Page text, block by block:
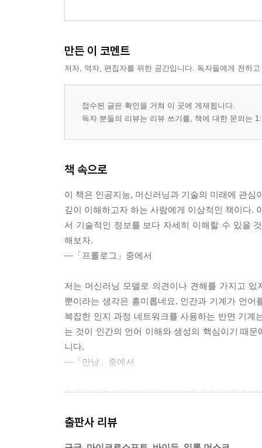
만든 이 코멘트
저자, 역자, 편집자를 위한 공간입니다. 독자들에게 전하
접수된 글은 확인을 거쳐 이 곳에 게재됩니다.
독자 분들의 리뷰는 리뷰 쓰기를, 책에 대한 문의는
책 속으로
이 책은 인공지능, 머신러닝과 기술의 미래에 관
깊이 이해하고자 하는 사람에게 이상적인 책이다.
서 기술적인 정보를 보다 자세히 이해할 수 있을
해보자.
---「프롤로그」중에서
저는 머신러닝 모델로 의견이나 견해를 가지고 있
뿐이라는 생각은 흥미롭네요. 인간과 기계가 언
복잡한 인지 과정 네트워크를 사용하는 반면 기
는 것이 인간의 언어 이해와 생성의 핵심이기 때
니다.
---「만남」중에서
원칙적으로, 미래의 인간이 타인의 진짜 감정과
숙해지면 질수록, 기계에게 인간과 유사한 감정을
출판사 리뷰